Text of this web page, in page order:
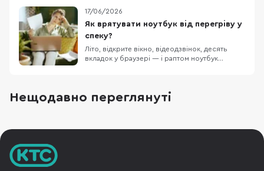
слабинку – батарею, котра з часом втрачає
свою ємність. Багато хто стикається з
ситуацією, коли без зарядного пристрою
неможливо проп
17/06/2026
Як врятувати ноутбук від перегріву у
спеку?
Літо, відкрите вікно, відеодзвінок, десять
вкладок у браузері — і раптом ноутбук
випробування нервів. І це не тільки про
дискомфорт. Коли перегрівається ноутбук,
Нещодавно переглянуті